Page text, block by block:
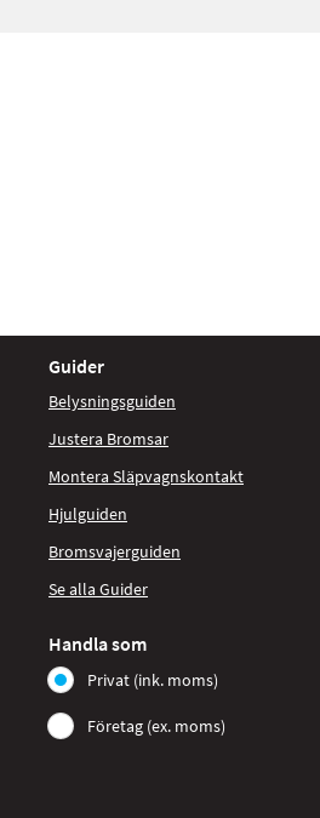
Guider
Belysningsguiden
Justera Bromsar
Montera Släpvagnskontakt
Hjulguiden
Bromsvajerguiden
Se alla Guider
Handla som
Privat (ink. moms)
Företag (ex. moms)